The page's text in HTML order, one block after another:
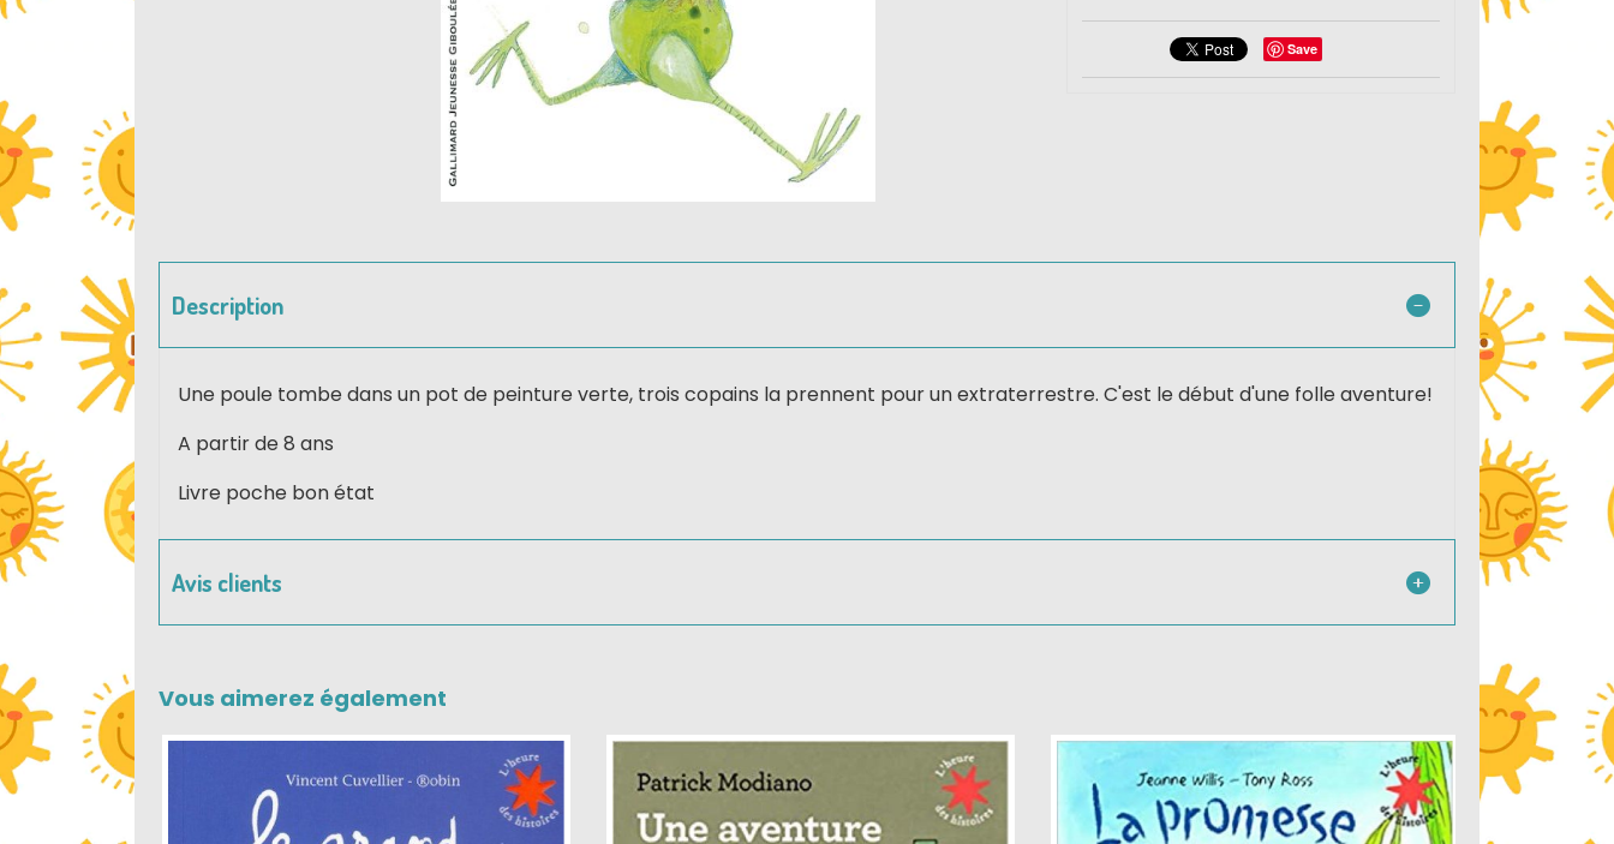
Save
Description
Une poule tombe dans un pot de peinture verte, trois copains la prennent pour un extraterrestre. C'est le début d'une folle aventure!
A partir de 8 ans
Livre poche bon état
Avis clients
Vous aimerez également